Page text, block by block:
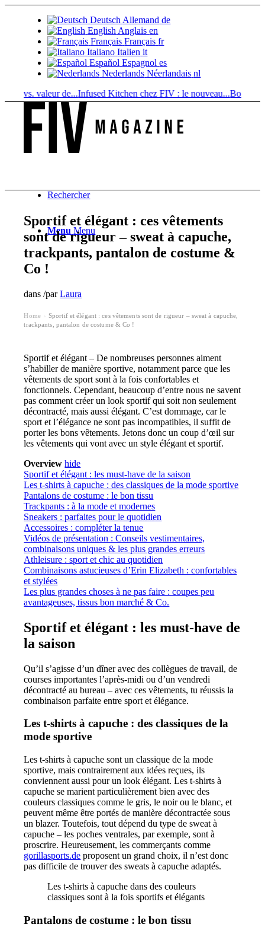
Deutsch Allemand de
English Anglais en
Français Français fr
Italiano Italien it
Español Espagnol es
Nederlands Néerlandais nl
vs. valeur de...Infused Kitchen chez FIV : le nouveau...Boissons au
Rechercher
Menu Menu
Sportif et élégant : ces vêtements
sont de rigueur – sweat à capuche,
trackpants, pantalon de costume &
Co !
dans/parLaura
Home
Sportif et élégant : ces vêtements sont de rigueur – sweat à capuche,
trackpants, pantalon de costume & Co !
Sportif et élégant – De nombreuses personnes aiment
s’habiller de manière sportive, notamment parce que les
vêtements de sport sont à la fois confortables et
fonctionnels. Cependant, beaucoup d’entre nous ne savent
pas comment créer un look sportif qui soit non seulement
décontracté, mais aussi élégant. C’est dommage, car le
sport et l’élégance ne sont pas incompatibles, il suffit de
porter les bons vêtements. Jetons donc un coup d’œil sur
les vêtements qui vont avec un style élégant et sportif.
Overview hide
Sportif et élégant : les must-have de la saison
Les t-shirts à capuche : des classiques de la mode sportive
Pantalons de costume : le bon tissu
Trackpants : à la mode et modernes
Sneakers : parfaites pour le quotidien
Accessoires : compléter la tenue
Vidéos de présentation : Conseils vestimentaires,
combinaisons uniques & les plus grandes erreurs
Athleisure : sport et chic au quotidien
Combinaisons astucieuses d’Erin Elizabeth : confortables
et stylées
Les plus grandes choses à ne pas faire : coupes peu
avantageuses, tissus bon marché & Co.
Sportif et élégant : les must-have de
la saison
Qu’il s’agisse d’un dîner avec des collègues de travail, de
courses importantes l’après-midi ou d’un vendredi
décontracté au bureau – avec ces vêtements, tu réussis la
combinaison parfaite entre sport et élégance.
Les t-shirts à capuche : des classiques de la
mode sportive
Les t-shirts à capuche sont un classique de la mode
sportive, mais contrairement aux idées reçues, ils
conviennent aussi pour un look élégant. Les t-shirts à
capuche se marient particulièrement bien avec des
couleurs classiques comme le gris, le noir ou le blanc, et
peuvent même être portés de manière décontractée sous
un blazer. Toutefois, tout dépend du type de sweat à
capuche – les poches ventrales, par exemple, sont à
proscrire. Heureusement, les commerçants comme
gorillasports.de proposent un grand choix, il n’est donc
pas difficile de trouver des sweats à capuche adaptés.
Les t-shirts à capuche dans des couleurs
classiques sont à la fois sportifs et élégants
Pantalons de costume : le bon tissu